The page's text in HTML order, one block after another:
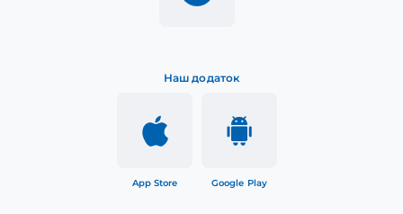
Наш додаток
App Store Google Play